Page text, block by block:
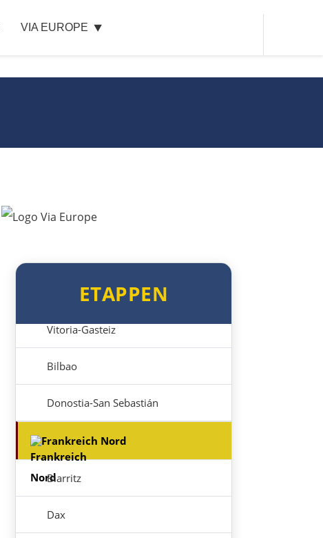
VIA EUROPE
ETAPPEN
Molina de Aragón
Saragossa
Logroño
Vitoria-Gasteiz
Bilbao
Donostia-San Sebastián
Frankreich Nord
Biarritz
Dax